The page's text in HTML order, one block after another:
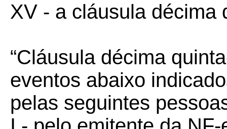
XV - a cláusula décima
“Cláusula décima
eventos abaixo
pelas seguintes